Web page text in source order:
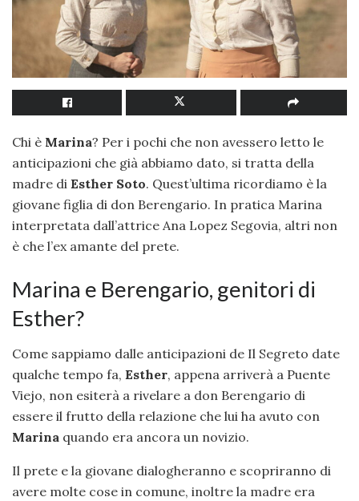
Chi è Marina? Per i pochi che non avessero letto le
anticipazioni che già abbiamo dato, si tratta della
madre di Esther Soto. Quest’ultima ricordiamo è la
giovane figlia di don Berengario. In pratica Marina
interpretata dall’attrice Ana Lopez Segovia, altri non
è che l’ex amante del prete.
Marina e Berengario, genitori di
Esther?
Come sappiamo dalle anticipazioni de Il Segreto date
qualche tempo fa, Esther, appena arriverà a Puente
Viejo, non esiterà a rivelare a don Berengario di
essere il frutto della relazione che lui ha avuto con
Marina quando era ancora un novizio.
Il prete e la giovane dialogheranno e scopriranno di
avere molte cose in comune, inoltre la madre era